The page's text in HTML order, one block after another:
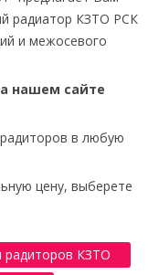
радиатор КЗТО РСК
и межосевого
нашем сайте
в любую
цену, выберете
радиторов КЗТО